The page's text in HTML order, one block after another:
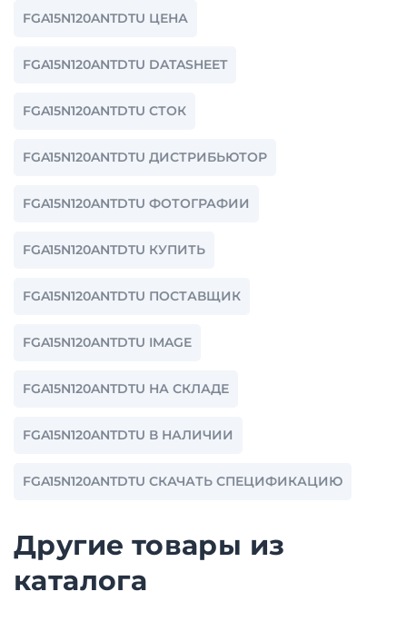
FGA15N120ANTDTU ЦЕНА
FGA15N120ANTDTU DATASHEET
FGA15N120ANTDTU СТОК
FGA15N120ANTDTU ДИСТРИБЬЮТОР
FGA15N120ANTDTU ФОТОГРАФИИ
FGA15N120ANTDTU КУПИТЬ
FGA15N120ANTDTU ПОСТАВЩИК
FGA15N120ANTDTU IMAGE
FGA15N120ANTDTU НА СКЛАДЕ
FGA15N120ANTDTU В НАЛИЧИИ
FGA15N120ANTDTU СКАЧАТЬ СПЕЦИФИКАЦИЮ
Другие товары из
каталога